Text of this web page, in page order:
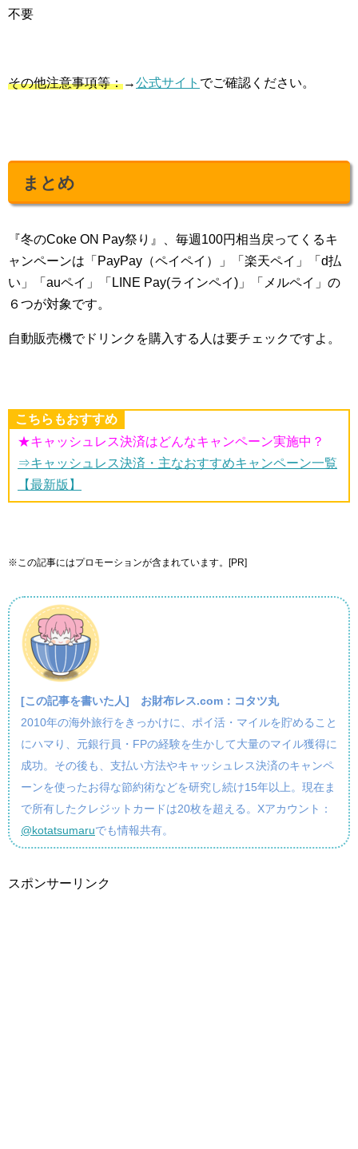
不要
その他注意事項等：→公式サイト でご確認ください。
まとめ
『冬のCoke ON Pay祭り』、毎週100円相当戻ってくるキ
ャンペーンは「PayPay（ペイペイ）」「楽天ペイ」「d払
い」「auペイ」「LINE Pay(ラインペイ)」「メルペイ」の
６つが対象です。
自動販売機でドリンクを購入する人は要チェックですよ。
こちらもおすすめ
★キャッシュレス決済はどんなキャンペーン実施中？
⇒キャッシュレス決済・主なおすすめキャンペーン一覧
【最新版】
※この記事にはプロモーションが含まれています。[PR]
[この記事を書いた人] お財布レス.com：コタツ丸
2010年の海外旅行をきっかけに、ポイ活・マイルを貯めること
にハマり、元銀行員・FPの経験を生かして大量のマイル獲得に
成功。その後も、支払い方法やキャッシュレス決済のキャンペ
ーンを使ったお得な節約術などを研究し続け15年以上。現在ま
で所有したクレジットカードは20枚を超える。Xアカウント：
@kotatsumaruでも情報共有。
スポンサーリンク